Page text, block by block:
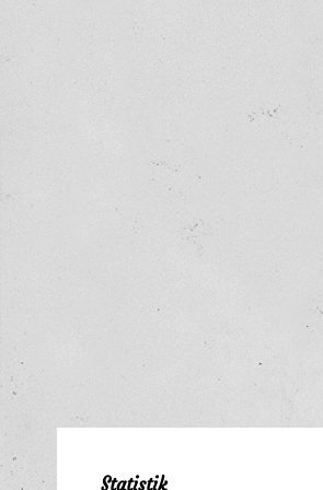
Statistik